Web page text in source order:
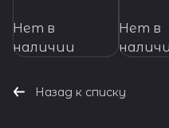
произвести
основных узлов и
требуется
Нет в
наличии
и.
ание и
ремонт
Нет в
Назад к списку